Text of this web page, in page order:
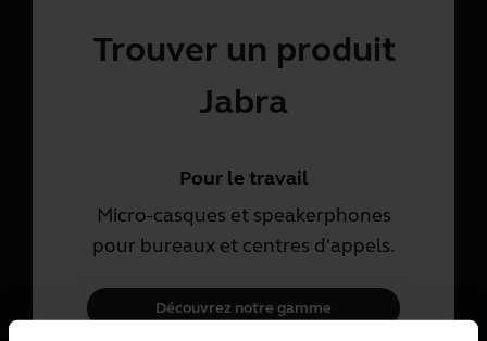
Trouver un produit
Jabra
Pour le travail
Micro-casques et speakerphones
pour bureaux et centres d'appels.
Découvrez notre gamme